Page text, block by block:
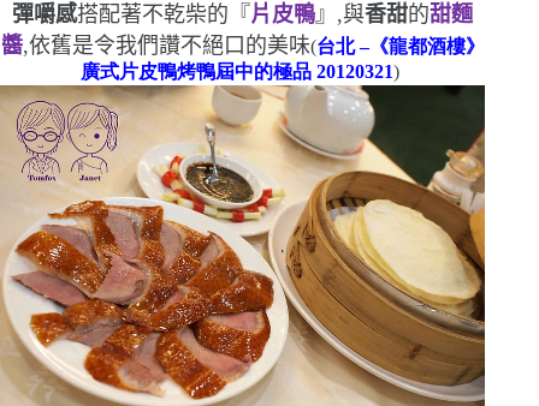
彈嚼感搭配著不乾柴的『片皮鴨 』,與香甜的甜麵
醬,依舊是令我們讚不絕口的美味(台北–《龍都酒樓》
廣式片皮鴨烤鴨屆中的極品 20120321)